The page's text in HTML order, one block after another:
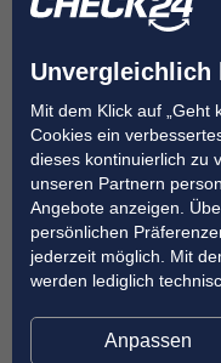
Unvergleichlich
Mit dem Klick auf „Geht
Cookies ein
dieses kontinuierlich zu
unseren Partnern
Angebote anzeigen.
persönlichen
jederzeit möglich. Mit
werden lediglich
Anpassen